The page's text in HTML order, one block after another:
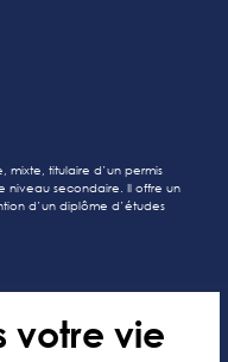
mixte, titulaire d’un permis
niveau secondaire. Il offre un
d’un diplôme d’études
Mont-Royal
votre vie